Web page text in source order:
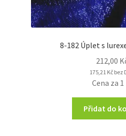
8-182 Úplet s
212,00
175,21 Kčbez
Cena za 1
Přidat do